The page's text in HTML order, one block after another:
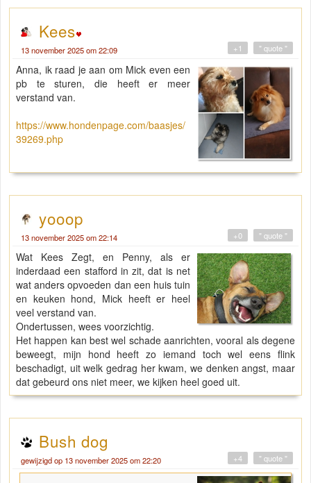
Kees
13 november 2025 om 22:09 " quote "
+1
Anna, ik raad je aan om Mick even een
pb te sturen, die heeft er meer
verstand van.
https://www.hondenpage.com/baasjes/
39269.php
yooop
13 november 2025 om 22:14 " quote "
+0
Wat Kees Zegt, en Penny, als er
inderdaad een stafford in zit, dat is net
wat anders opvoeden dan een huis tuin
en keuken hond, Mick heeft er heel
veel verstand van.
Ondertussen, wees voorzichtig.
Het happen kan best wel schade aanrichten, vooral als degene
beweegt, mijn hond heeft zo iemand toch wel eens flink
beschadigt, uit welk gedrag her kwam, we denken angst, maar
dat gebeurd ons niet meer, we kijken heel goed uit.
Bush dog
gewijzigd op 13 november 2025 om 22:20 " quote "
+4